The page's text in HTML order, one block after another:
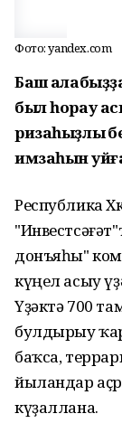
Фото: yandex.com
Баш
был һорау
ризаһыҙлыҡ
имзаһын
Республика
донъяһы"
күңел асыу
Үҙәктә 700
булдырыу
баҡса,
йыландар
күҙаллана.